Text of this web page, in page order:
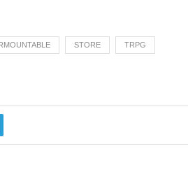
STORE TRPG